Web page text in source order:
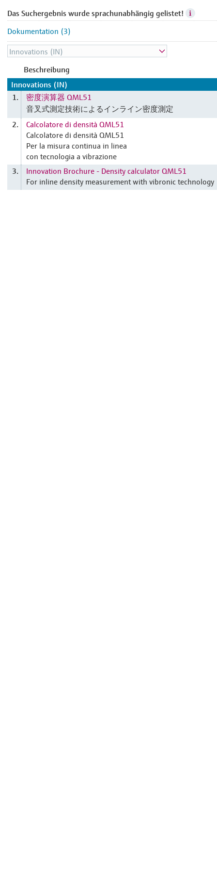
Das Suchergebnis wurde sprachunabhängig gelistet!
Dokumentation (3)
Beschreibung
Innovations (IN)
1.
密度演算器 QML51
音叉式測定技術によるインライン密度測定
2.
Calcolatore di densità QML51
Calcolatore di densità QML51
Per la misura continua in linea
con tecnologia a vibrazione
3.
Innovation Brochure - Density calculator QML51
For inline density measurement with vibronic technology